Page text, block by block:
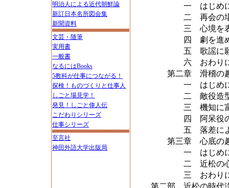
明治人による近代朝鮮論
新訂日本名所図会集
新聞資料
文芸・随筆
実用書
一般書
なるにはBooks
5教科が仕事につながる！
探検！ものづくりと仕事人
しごと場見学！
発見！しごと偉人伝
こだわりシリーズ
仕事シリーズ
至言社
神田外語大学出版局
一 はじめ
二 再会の場に
三 心境を表
四 劇を進め
五 歌謡に願い
六 おわり
第二章 滑稽の
一 はじめに――
二 敵役造型に
三 機知に富む
四 阿呆役の
五 落差によ
第三章 心底の
一 はじめ
二 近松の心
三 おわり